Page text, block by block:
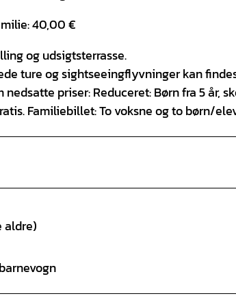
40,00 €
og udsigtsterrasse.
ture og sightseeingflyvninger kan
nedsatte priser: Reduceret: Børn fra 5 år,
Familiebillet: To voksne og to børn/
aldre)